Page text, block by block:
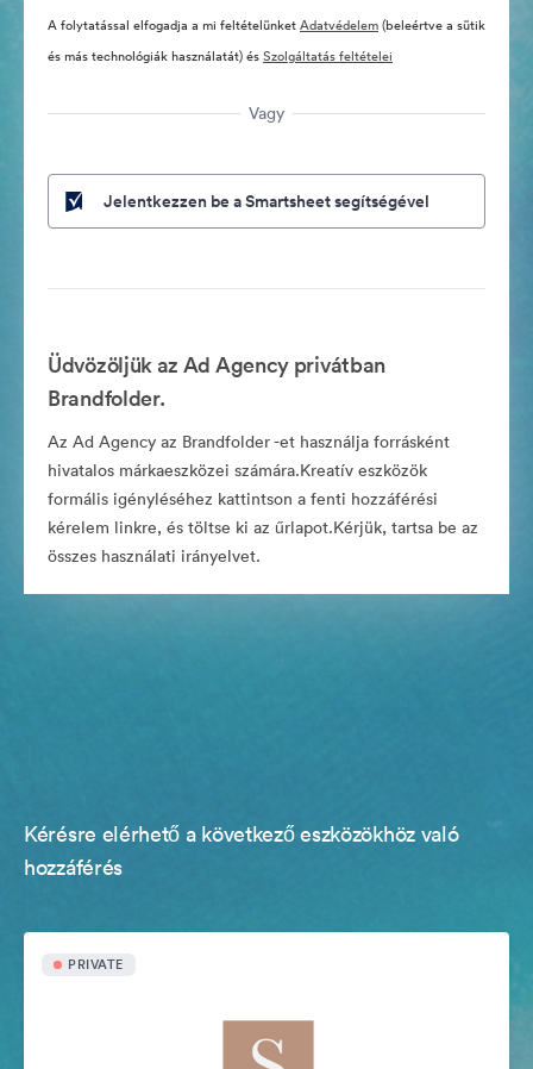
A folytatással elfogadja a mi feltételünketAdatvédelem(beleértve a sütik
és más technológiák használatát) ésSzolgáltatás feltételei
Vagy
Jelentkezzen be a Smartsheet segítségével
Üdvözöljük az Ad Agency privátban
Brandfolder.
Az Ad Agency az Brandfolder -et használja forrásként
hivatalos márkaeszközei számára.Kreatív eszközök
formális igényléséhez kattintson a fenti hozzáférési
kérelem linkre, és töltse ki az űrlapot.Kérjük, tartsa be az
összes használati irányelvet.
Kérésre elérhető a következő eszközökhöz való
hozzáférés
PRIVATE